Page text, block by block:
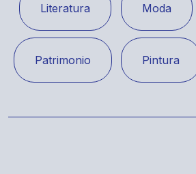
Literatura Moda
Patrimonio Pintura